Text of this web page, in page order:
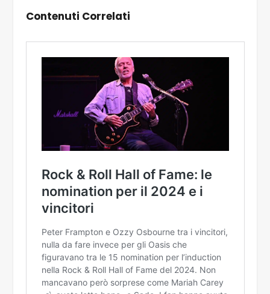
Contenuti Correlati